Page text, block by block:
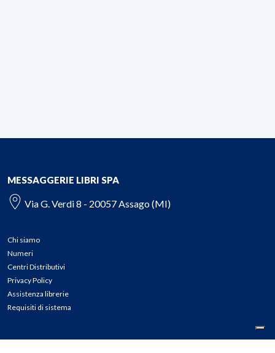
MESSAGGERIE LIBRI SPA
Via G. Verdi 8 - 20057 Assago (MI)
Chi siamo
Numeri
Centri Distributivi
Privacy Policy
Assistenza librerie
Requisiti di sistema
CONTATTI